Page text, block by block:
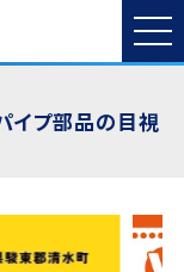
イプ部品の目視